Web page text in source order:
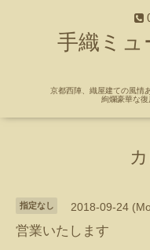
手織ミ
京都西陣、織屋建ての風情
絢爛豪華な復
指定なし 2018-09-24
営業いたします